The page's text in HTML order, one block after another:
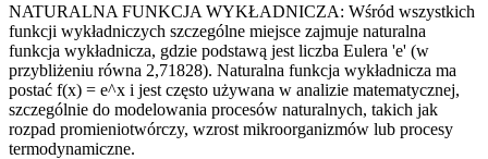
NATURALNA FUNKCJA WYKŁADNICZA: Wśród wszystkich
funkcji wykładniczych szczególne miejsce zajmuje naturalna
funkcja wykładnicza, gdzie podstawą jest liczba Eulera 'e' (w
przybliżeniu równa 2,71828). Naturalna funkcja wykładnicza ma
postać f(x) = e^x i jest często używana w analizie matematycznej,
szczególnie do modelowania procesów naturalnych, takich jak
rozpad promieniotwórczy, wzrost mikroorganizmów lub procesy
termodynamiczne.